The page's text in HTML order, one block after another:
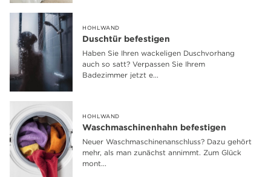
HOHLWAND
Duschtür befestigen
Haben Sie Ihren wackeligen Duschvorhang
auch so satt? Verpassen Sie Ihrem
Badezimmer jetzt e...
HOHLWAND
Waschmaschinenhahn befestigen
Neuer Waschmaschinenanschluss? Dazu gehört
mehr, als man zunächst annimmt. Zum Glück
mont...